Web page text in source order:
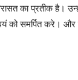
का प्रतीक है।
को समर्पित करे।